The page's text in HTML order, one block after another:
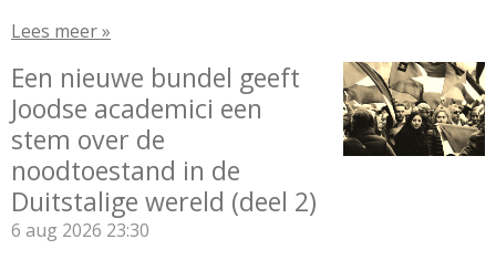
Lees meer »
Een nieuwe bundel geeft
Joodse academici een
stem over de
noodtoestand in de
Duitstalige wereld (deel 2)
6 aug 2026 23:30